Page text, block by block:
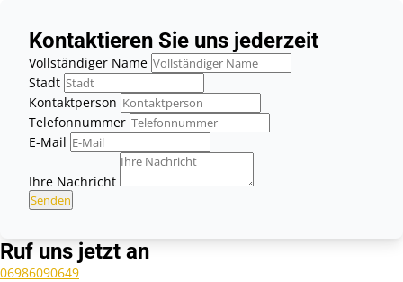
Kontaktieren Sie uns jederzeit
Vollständiger Name
Stadt
Kontaktperson
Telefonnummer
E-Mail
Ihre Nachricht
Senden
Ruf uns jetzt an
06986090649